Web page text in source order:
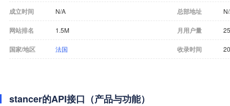
成立时间 N/A 总部地址
网站排名 1.5M 月用户量
国家/地区 法国 收录时间
stancer的API接口（产品与功能）